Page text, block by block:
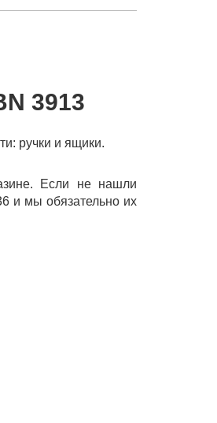
3913
ручки и ящики.
Если не нашли
и мы обязательно их